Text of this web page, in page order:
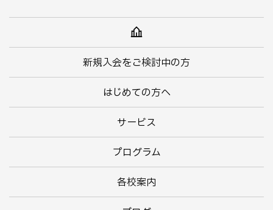
新規入会をご検討中の方
はじめての方へ
サービス
プログラム
各校案内